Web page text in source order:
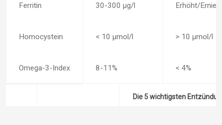
Die 5 wichtigsten
Ferritin 30-300 µg/l Erhöht/
Homocystein < 10 µmol/l > 10 µmol/l
Omega-3-Index 8-11% < 4%